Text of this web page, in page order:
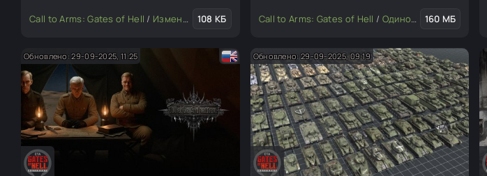
нагромождения интерфейса армии.
юнитов снабжения GOH, а также для
новых грузовиков/ящиков ARM.
Call to Arms: Gates of Hell / Изменение мода или игры 108 КБ Call to Arms: Gates of Hell / Одиночные миссии 160 МБ
Обновлено: 29-09-2025, 11:25 Обновлено: 29-09-2025, 09:19